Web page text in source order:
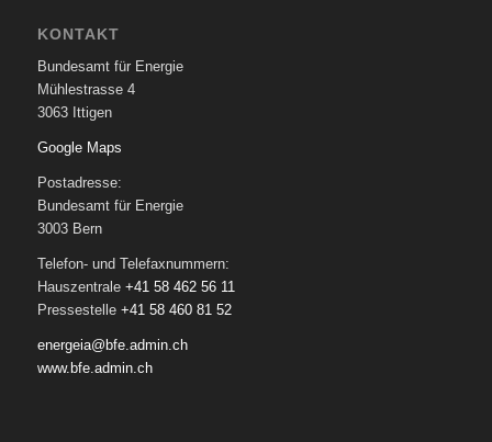
KONTAKT
Bundesamt für Energie
Mühlestrasse 4
3063 Ittigen
Google Maps
Postadresse:
Bundesamt für Energie
3003 Bern
Telefon- und Telefaxnummern:
Hauszentrale +41 58 462 56 11
Pressestelle +41 58 460 81 52
energeia@bfe.admin.ch
www.bfe.admin.ch